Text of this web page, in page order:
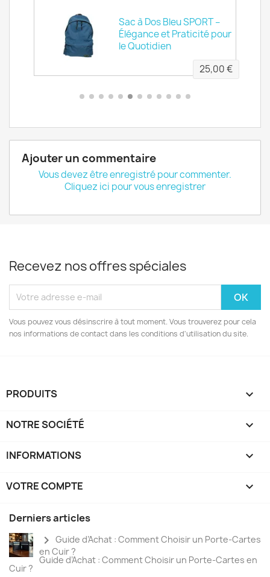
Sac à Dos Bleu SPORT –
Élégance et Praticité pour
le Quotidien
25,00 €
Ajouter un commentaire
Vous devez être enregistré pour commenter.
Cliquez ici pour vous enregistrer
Recevez nos offres spéciales
Vous pouvez vous désinscrire à tout moment. Vous trouverez pour cela
nos informations de contact dans les conditions d'utilisation du site.
PRODUITS 
NOTRE SOCIÉTÉ 
INFORMATIONS 
VOTRE COMPTE 
Derniers articles
chevron_right Guide d’Achat : Comment Choisir un Porte-Cartes
en Cuir ?
Guide d’Achat : Comment Choisir un Porte-Cartes en
Cuir ?